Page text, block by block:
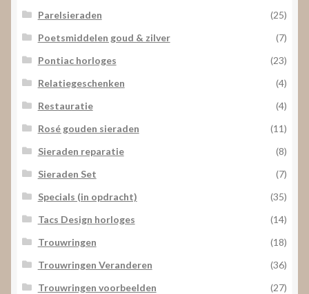
Parelsieraden
(25)
Poetsmiddelen goud & zilver
(7)
Pontiac horloges
(23)
Relatiegeschenken
(4)
Restauratie
(4)
Rosé gouden sieraden
(11)
Sieraden reparatie
(8)
Sieraden Set
(7)
Specials (in opdracht)
(35)
Tacs Design horloges
(14)
Trouwringen
(18)
Trouwringen Veranderen
(36)
Trouwringen voorbeelden
(27)